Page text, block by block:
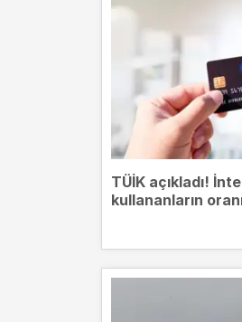
TÜİK açıkladı!
kullananların